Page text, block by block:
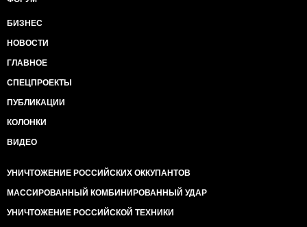
БИЗНЕС
НОВОСТИ
ГЛАВНОЕ
СПЕЦПРОЕКТЫ
ПУБЛИКАЦИИ
КОЛОНКИ
ВИДЕО
УНИЧТОЖЕНИЕ РОССИЙСКИХ ОККУПАНТОВ
МАССИРОВАННЫЙ КОМБИНИРОВАННЫЙ УДАР
УНИЧТОЖЕНИЕ РОССИЙСКОЙ ТЕХНИКИ